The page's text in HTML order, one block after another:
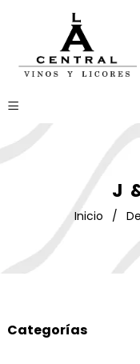
J
Inicio /
Categorías